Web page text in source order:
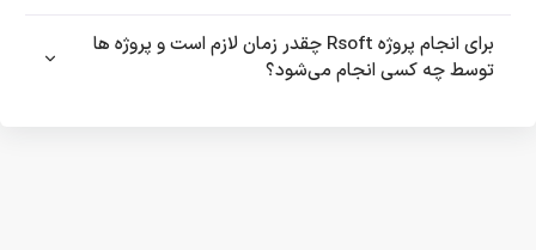
برای انجام پروژه Rsoft چقدر زمان لازم است و پروژه ها
توسط چه کسی انجام می‌شود؟